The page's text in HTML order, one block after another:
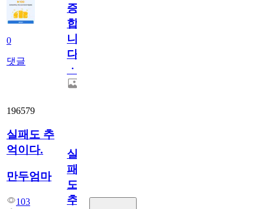
0
댓글
증
합
니
다
ㆍ
196579
실패도 추
억이다.
만두엄마
103
실
패
도
추